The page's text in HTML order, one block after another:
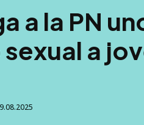
a la PN
a